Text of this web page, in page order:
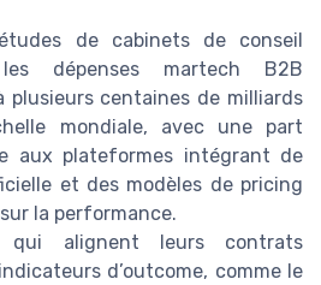
de cabinets de conseil
les dépenses martech B2B
plusieurs centaines de milliards
mondiale, avec une part
aux plateformes intégrant de
et des modèles de pricing
la performance.
qui alignent leurs contrats
d’outcome, comme le